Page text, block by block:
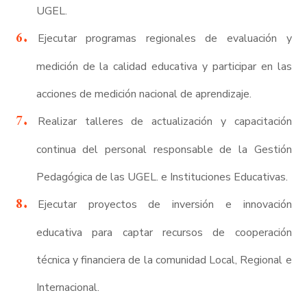
UGEL.
Ejecutar programas regionales de evaluación y
medición de la calidad educativa y participar en las
acciones de medición nacional de aprendizaje.
Realizar talleres de actualización y capacitación
continua del personal responsable de la Gestión
Pedagógica de las UGEL. e Instituciones Educativas.
Ejecutar proyectos de inversión e innovación
educativa para captar recursos de cooperación
técnica y financiera de la comunidad Local, Regional e
Internacional.